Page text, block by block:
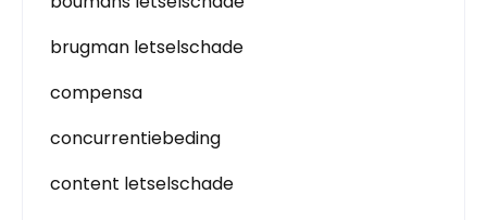
brugman letselschade
compensa
concurrentiebeding
content letselschade